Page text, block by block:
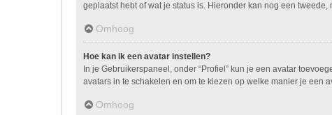
geplaatst hebt of wat je status is. Hieronder kan nog een
Omhoog
Hoe kan ik een avatar instellen?
In je Gebruikerspaneel, onder “Profiel” kun je een avatar
avatars in te schakelen en om te kiezen op welke manier je een
Omhoog